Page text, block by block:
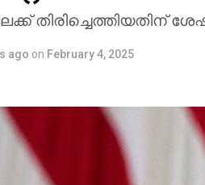
ago on February 4, 2025